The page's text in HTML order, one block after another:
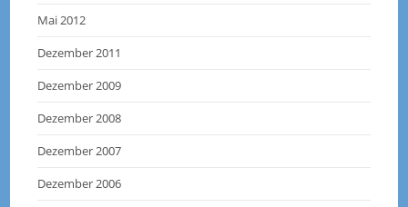
Mai 2012
Dezember 2011
Dezember 2009
Dezember 2008
Dezember 2007
Dezember 2006